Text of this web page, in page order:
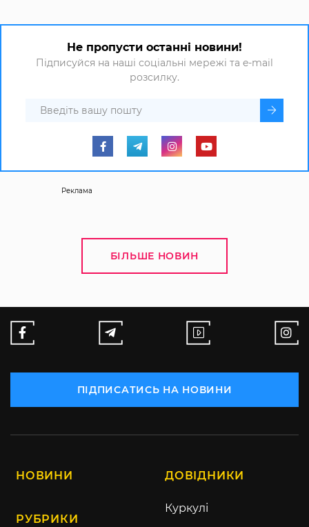
Не пропусти останні новини!
Підписуйся на наші соціальні мережі та e-mail
розсилку.
Реклама
БІЛЬШЕ НОВИН
ПІДПИСАТИСЬ НА НОВИНИ
НОВИНИ
РУБРИКИ
ДОВІДНИКИ
Куркулі